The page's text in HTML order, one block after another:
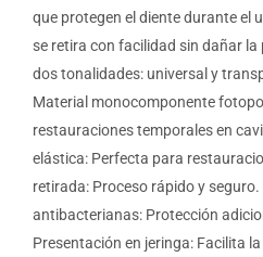
que protegen el diente durante el
se retira con facilidad sin dañar
dos tonalidades: universal y
Material monocomponente
restauraciones temporales en
elástica: Perfecta para
retirada: Proceso rápido y
antibacterianas: Protección
Presentación en jeringa: Facilita